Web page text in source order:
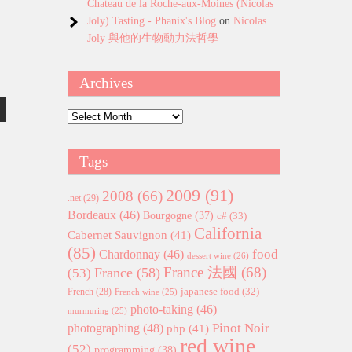
Chateau de la Roche-aux-Moines (Nicolas
Joly) Tasting - Phanix's Blog on Nicolas
Joly 與他的生物動力法哲學
Archives
Archives
Tags
.net (29) 2008 (66) 2009 (91)
Bordeaux (46) Bourgogne (37) c# (33)
Cabernet Sauvignon (41) California
(85) Chardonnay (46) dessert wine (26) food
(53) France (58) France 法國 (68)
French (28) French wine (25) japanese food (32)
murmuring (25) photo-taking (46)
photographing (48) php (41) Pinot Noir
red wine